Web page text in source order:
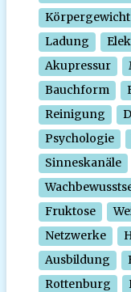
Körpergewicht
Ladung
Akupressur
Bauchform
Reinigung
Psychologie
Sinneskanäle
Fruktose
Netzwerke
Ausbildung
Rottenburg